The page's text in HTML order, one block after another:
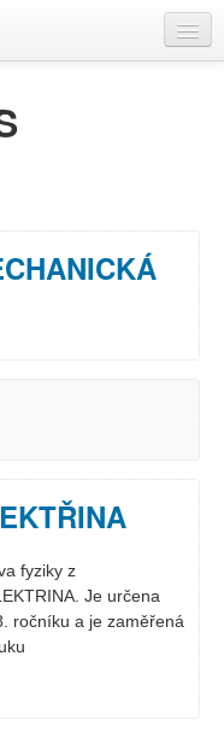
fyziky z
Je určena
ročníku a je zaměřená